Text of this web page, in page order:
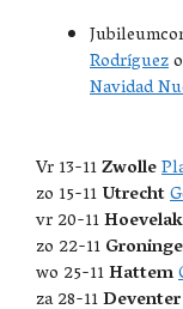
Rodríguez
Navidad
Vr 13-11Zwolle
zo 15-11Utrecht
vr 20-11
zo 22-11
wo 25-11Hattem
za 28-11Deventer